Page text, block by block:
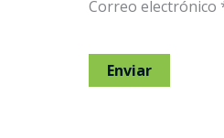
Correo electrónico